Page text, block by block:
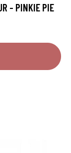
- PINKIE PIE